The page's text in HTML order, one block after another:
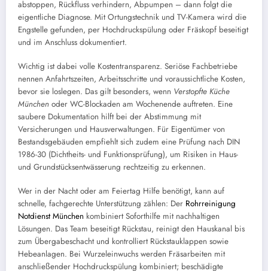
abstoppen, Rückfluss verhindern, Abpumpen – dann folgt die
eigentliche Diagnose. Mit Ortungstechnik und TV-Kamera wird die
Engstelle gefunden, per Hochdruckspülung oder Fräskopf beseitigt
und im Anschluss dokumentiert.
Wichtig ist dabei volle Kostentransparenz. Seriöse Fachbetriebe
nennen Anfahrtszeiten, Arbeitsschritte und voraussichtliche Kosten,
bevor sie loslegen. Das gilt besonders, wenn Verstopfte Küche
München oder WC-Blockaden am Wochenende auftreten. Eine
saubere Dokumentation hilft bei der Abstimmung mit
Versicherungen und Hausverwaltungen. Für Eigentümer von
Bestandsgebäuden empfiehlt sich zudem eine Prüfung nach DIN
1986-30 (Dichtheits- und Funktionsprüfung), um Risiken in Haus-
und Grundstücksentwässerung rechtzeitig zu erkennen.
Wer in der Nacht oder am Feiertag Hilfe benötigt, kann auf
schnelle, fachgerechte Unterstützung zählen: Der Rohrreinigung
Notdienst München kombiniert Soforthilfe mit nachhaltigen
Lösungen. Das Team beseitigt Rückstau, reinigt den Hauskanal bis
zum Übergabeschacht und kontrolliert Rückstauklappen sowie
Hebeanlagen. Bei Wurzeleinwuchs werden Fräsarbeiten mit
anschließender Hochdruckspülung kombiniert; beschädigte